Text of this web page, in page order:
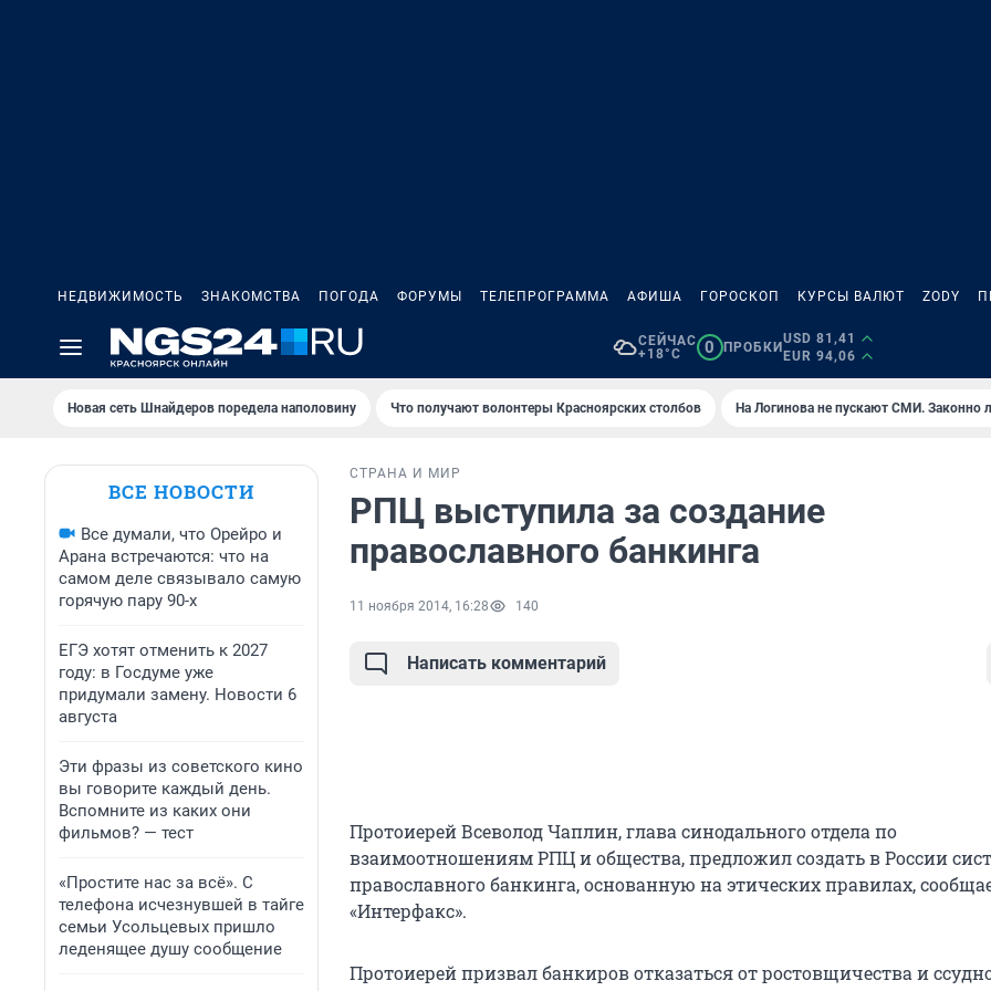
НЕДВИЖИМОСТЬ ЗНАКОМСТВА ПОГОДА ФОРУМЫ ТЕЛЕПРОГРАММА АФИША ГОРОСКОП КУРСЫ ВАЛЮТ ZODY
СЕЙЧАС
+18°C
0 ПРОБКИ
USD 81,41
EUR 94,06
Новая сеть Шнайдеров поредела наполовину Что получают волонтеры Красноярских столбов На Логинова не пускают СМИ. Законно
ВСЕ НОВОСТИ
Все думали, что Орейро и
Арана встречаются: что на
самом деле связывало самую
горячую пару 90-х
ЕГЭ хотят отменить к 2027
году: в Госдуме уже
придумали замену. Новости 6
августа
Эти фразы из советского кино
вы говорите каждый день.
Вспомните из каких они
фильмов? — тест
«Простите нас за всё». С
телефона исчезнувшей в тайге
семьи Усольцевых пришло
леденящее душу сообщение
СТРАНА И МИР
РПЦ выступила за создание
православного банкинга
11 ноября 2014, 16:28 140
Написать комментарий
Протоиерей Всеволод Чаплин, глава синодального отдела по
взаимоотношениям РПЦ и общества, предложил создать в России
православного банкинга, основанную на этических правилах,
«Интерфакс».
Протоиерей призвал банкиров отказаться от ростовщичества и